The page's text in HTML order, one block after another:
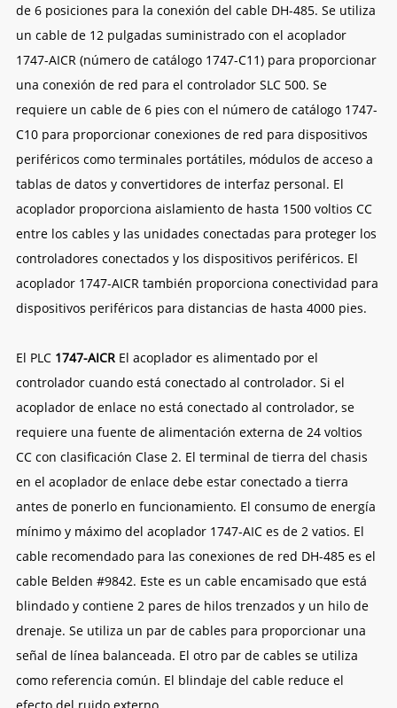
de 6 posiciones para la conexión del cable DH-485. Se utiliza
un cable de 12 pulgadas suministrado con el acoplador
1747-AICR (número de catálogo 1747-C11) para proporcionar
una conexión de red para el controlador SLC 500. Se
requiere un cable de 6 pies con el número de catálogo 1747-
C10 para proporcionar conexiones de red para dispositivos
periféricos como terminales portátiles, módulos de acceso a
tablas de datos y convertidores de interfaz personal. El
acoplador proporciona aislamiento de hasta 1500 voltios CC
entre los cables y las unidades conectadas para proteger los
controladores conectados y los dispositivos periféricos. El
acoplador 1747-AICR también proporciona conectividad para
dispositivos periféricos para distancias de hasta 4000 pies.
El PLC 1747-AICREl acoplador es alimentado por el
controlador cuando está conectado al controlador. Si el
acoplador de enlace no está conectado al controlador, se
requiere una fuente de alimentación externa de 24 voltios
CC con clasificación Clase 2. El terminal de tierra del chasis
en el acoplador de enlace debe estar conectado a tierra
antes de ponerlo en funcionamiento. El consumo de energía
mínimo y máximo del acoplador 1747-AIC es de 2 vatios. El
cable recomendado para las conexiones de red DH-485 es el
cable Belden #9842. Este es un cable encamisado que está
blindado y contiene 2 pares de hilos trenzados y un hilo de
drenaje. Se utiliza un par de cables para proporcionar una
señal de línea balanceada. El otro par de cables se utiliza
como referencia común. El blindaje del cable reduce el
efecto del ruido externo.